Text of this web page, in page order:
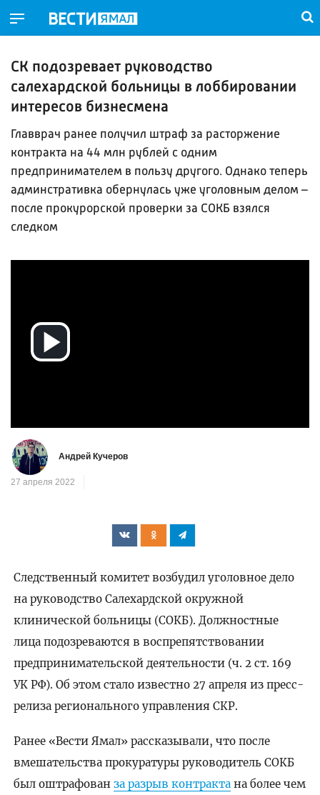
СК подозревает руководство
салехардской больницы в лоббировании
интересов бизнесмена
Главврач ранее получил штраф за расторжение
контракта на 44 млн рублей с одним
предпринимателем в пользу другого. Однако теперь
админстративка обернулась уже уголовным делом –
после прокурорской проверки за СОКБ взялся
следком
Воспроизвести
видео
Андрей Кучеров
27 апреля 2022
Следственный комитет возбудил уголовное дело
на руководство Салехардской окружной
клинической больницы (СОКБ). Должностные
лица подозреваются в воспрепятствовании
предпринимательской деятельности (ч. 2 ст. 169
УК РФ). Об этом стало известно 27 апреля из пресс-
релиза регионального управления СКР.
Ранее «Вести Ямал» рассказывали, что после
вмешательства прокуратуры руководитель СОКБ
был оштрафован за разрыв контрактана более чем